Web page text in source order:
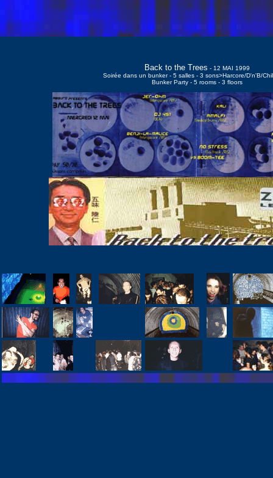
Back to the Trees - 12 MAI 1999
Soirée dans un bunker - 5 salles - 3 sons>Harcore/D'n'B/
Bunker Party - 5 rooms - 3 floors